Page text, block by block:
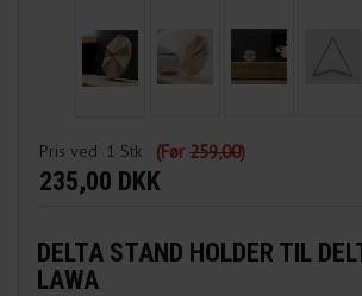
Pris ved 1 Stk (Før 259,00)
235,00 DKK
DELTA STAND HOLDER TIL
LAWA